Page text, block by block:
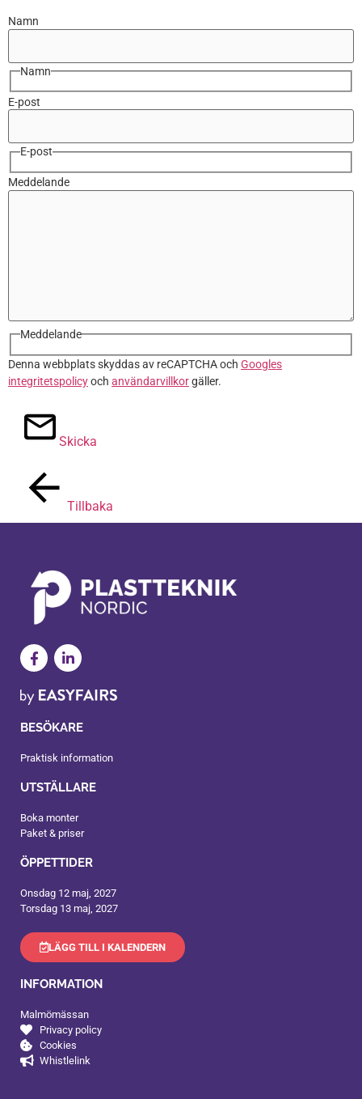
Namn
Namn
E-post
E-post
Meddelande
Meddelande
Denna webbplats skyddas av reCAPTCHA och Googles
integritetspolicyoch användarvillkorgäller.
Skicka
Tillbaka
BESÖKARE
Praktisk information
UTSTÄLLARE
Boka monter
Paket & priser
ÖPPETTIDER
Onsdag 12 maj, 2027
Torsdag 13 maj, 2027
LÄGG TILL I KALENDERN
INFORMATION
Malmömässan
Privacy policy
Cookies
Whistlelink